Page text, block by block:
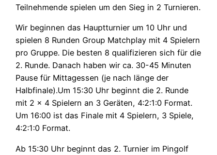
Teilnehmende spielen um den Sieg in 2 Turnieren.
Wir beginnen das Hauptturnier um 10 Uhr und
spielen 8 Runden Group Matchplay mit 4 Spielern
pro Gruppe. Die besten 8 qualifizieren sich für die
2. Runde. Danach haben wir ca. 30-45 Minuten
Pause für Mittagessen (je nach länge der
Halbfinale).Um 15:30 Uhr beginnt die 2. Runde
mit 2 x 4 Spielern an 3 Geräten, 4:2:1:0 Format.
Um 16:00 ist das Finale mit 4 Spielern, 3 Spiele,
4:2:1:0 Format.
Ab 15:30 Uhr beginnt das 2. Turnier im Pingolf